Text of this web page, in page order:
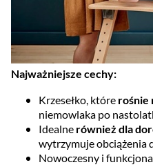
Najważniejsze cechy:
Krzesełko, które rośnie
niemowlaka po
Idealne również dla
wytrzymuje obciążenia
Nowoczesny i